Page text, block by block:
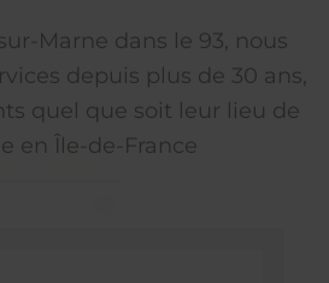
Marne dans le 93, nous
depuis plus de 30 ans,
quel que soit leur lieu de
en Île-de-France